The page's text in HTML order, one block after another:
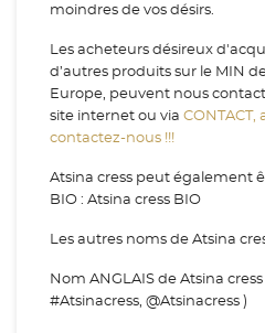
moindres de vos désirs.
Les acheteurs désireux
d’autres produits sur le MIN
Europe, peuvent nous
site internet ou via CONTACT,
contactez-nous !!!
Atsina cress peut également
BIO : Atsina cress BIO
Les autres noms de Atsina
Nom ANGLAIS de Atsina cress
#Atsinacress, @Atsinacress )